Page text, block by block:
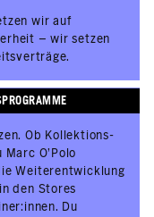
wir auf
– wir setzen
Ob Kollektions-
O’Polo
Weiterentwicklung
den Stores
Du